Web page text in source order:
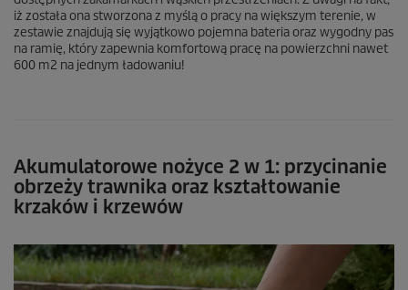
iż została ona stworzona z myślą o pracy na większym terenie, w
zestawie znajdują się wyjątkowo pojemna bateria oraz wygodny pas
na ramię, który zapewnia komfortową pracę na powierzchni nawet
600 m2 na jednym ładowaniu!
Akumulatorowe nożyce 2 w 1: przycinanie
obrzeży trawnika oraz kształtowanie
krzaków i krzewów